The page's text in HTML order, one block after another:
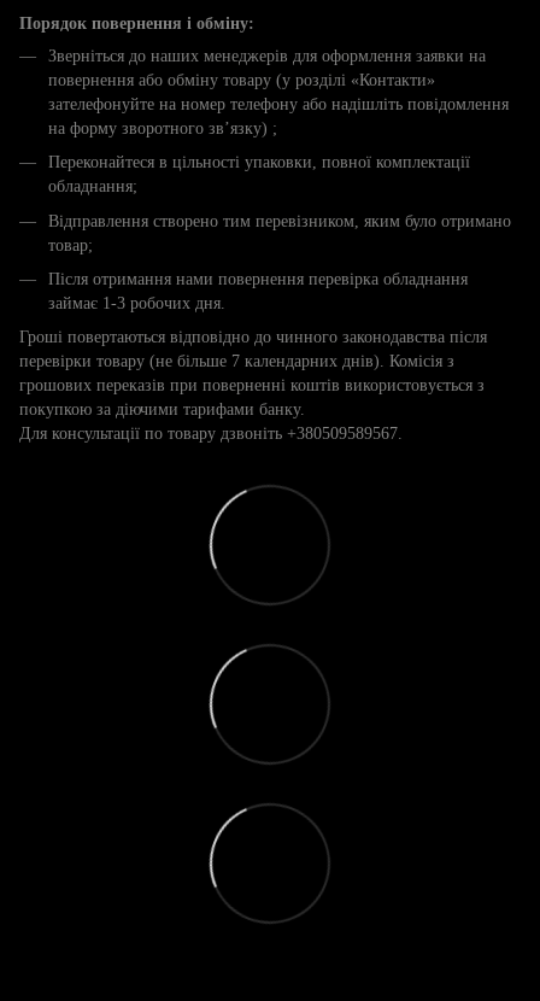
Порядок повернення і обміну:
Зверніться до наших менеджерів для оформлення заявки на
повернення або обміну товару (у розділі «Контакти»
зателефонуйте на номер телефону або надішліть повідомлення
на форму зворотного зв’язку) ;
Переконайтеся в цільності упаковки, повної комплектації
обладнання;
Відправлення створено тим перевізником, яким було отримано
товар;
Після отримання нами повернення перевірка обладнання
займає 1-3 робочих дня.
Гроші повертаються відповідно до чинного законодавства після
перевірки товару (не більше 7 календарних днів). Комісія з
грошових переказів при поверненні коштів використовується з
покупкою за діючими тарифами банку.
Для консультації по товару дзвоніть +380509589567.